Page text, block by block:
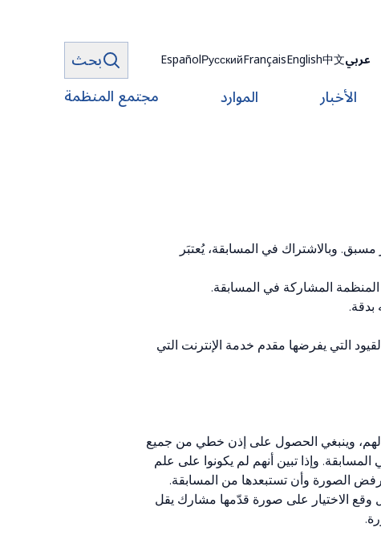
عربي中文
English
Français
Русский
Español
بحث
الأخبار الموارد مجتمع المنظمة
وبالاشتراك في المسابقة، يُعتبَر
المشاركة في المسابقة.
بدقة.
التي يفرضها مقدم خدمة الإنترنت التي
لهم، وينبغي الحصول على إذن خطي من جميع
للمشاركة بصورتهم (بصورهم) في المسابقة. وإذا تبين أنهم لم يكونوا على علم
الصورة وأن تستبعدها من المسابقة.
وقع الاختيار على صورة قدّمها مشارك يقل